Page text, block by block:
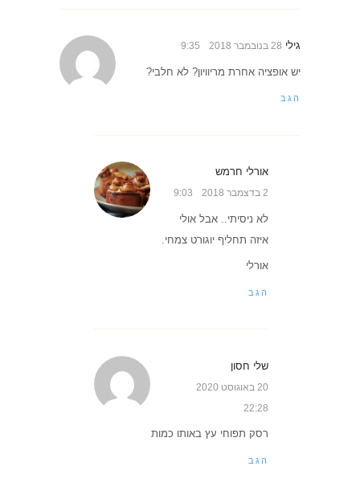
גילי 28 בנובמבר 2018 9:35
יש אופציה אחרת מריוויון? לא חלבי?
הגב
אורלי חרמש
2 בדצמבר 2018 9:03
לא ניסיתי.. אבל אולי
איזה תחליף יוגורט צמחי.
אורלי
הגב
שלי חסון
20 באוגוסט 2020
22:28
רסק תפוחי עץ באותו כמות
הגב